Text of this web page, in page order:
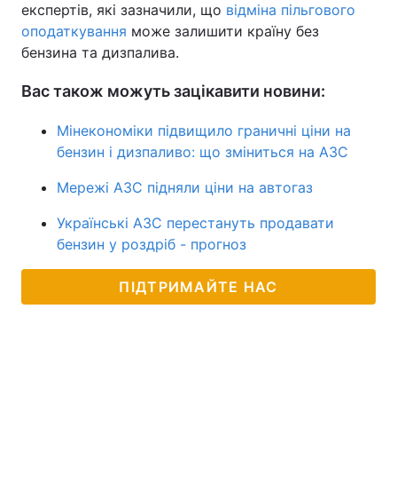
експертів, які зазначили, що відміна пільгового
оподаткування може залишити країну без
бензина та дизпалива.
Вас також можуть зацікавити новини:
Мінекономіки підвищило граничні ціни на
бензин і дизпаливо: що зміниться на АЗС
Мережі АЗС підняли ціни на автогаз
Українські АЗС перестануть продавати
бензин у роздріб - прогноз
ПІДТРИМАЙТЕ НАС